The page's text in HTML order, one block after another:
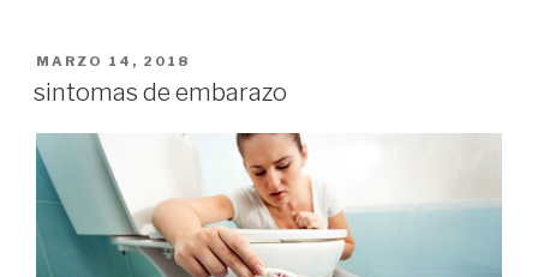
PUBLICADO
EN
MARZO 14, 2018
sintomas de embarazo